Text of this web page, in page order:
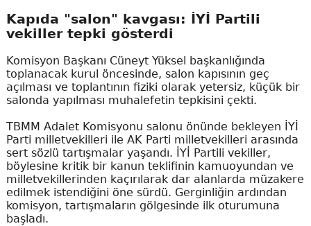
Kapıda "salon" kavgası: İYİ Partili
vekiller tepki gösterdi
Komisyon Başkanı Cüneyt Yüksel başkanlığında
toplanacak kurul öncesinde, salon kapısının geç
açılması ve toplantının fiziki olarak yetersiz, küçük bir
salonda yapılması muhalefetin tepkisini çekti.
TBMM Adalet Komisyonu salonu önünde bekleyen İYİ
Parti milletvekilleri ile AK Parti milletvekilleri arasında
sert sözlü tartışmalar yaşandı. İYİ Partili vekiller,
böylesine kritik bir kanun teklifinin kamuoyundan ve
milletvekillerinden kaçırılarak dar alanlarda müzakere
edilmek istendiğini öne sürdü. Gerginliğin ardından
komisyon, tartışmaların gölgesinde ilk oturumuna
başladı.